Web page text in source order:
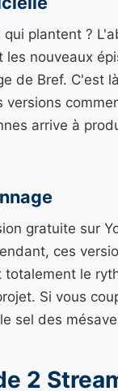
plantent ?
nouveaux
de Bref. C'est
arrive à
gratuite sur
ces
le
Si vous
sel des
2